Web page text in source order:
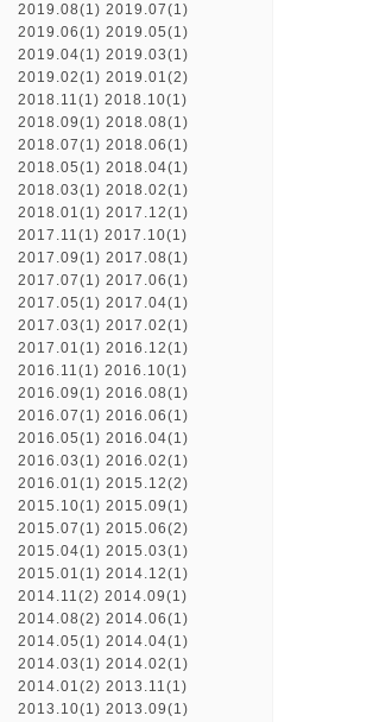
2019.08(1) 2019.07(1)
2019.06(1) 2019.05(1)
2019.04(1) 2019.03(1)
2019.02(1) 2019.01(2)
2018.11(1) 2018.10(1)
2018.09(1) 2018.08(1)
2018.07(1) 2018.06(1)
2018.05(1) 2018.04(1)
2018.03(1) 2018.02(1)
2018.01(1) 2017.12(1)
2017.11(1) 2017.10(1)
2017.09(1) 2017.08(1)
2017.07(1) 2017.06(1)
2017.05(1) 2017.04(1)
2017.03(1) 2017.02(1)
2017.01(1) 2016.12(1)
2016.11(1) 2016.10(1)
2016.09(1) 2016.08(1)
2016.07(1) 2016.06(1)
2016.05(1) 2016.04(1)
2016.03(1) 2016.02(1)
2016.01(1) 2015.12(2)
2015.10(1) 2015.09(1)
2015.07(1) 2015.06(2)
2015.04(1) 2015.03(1)
2015.01(1) 2014.12(1)
2014.11(2) 2014.09(1)
2014.08(2) 2014.06(1)
2014.05(1) 2014.04(1)
2014.03(1) 2014.02(1)
2014.01(2) 2013.11(1)
2013.10(1) 2013.09(1)